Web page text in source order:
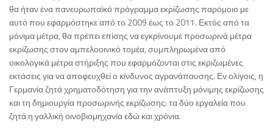
θα ήταν ένα πανευρωπαϊκό πρόγραμμα εκρίζωσης παρόμοιο με
αυτό που εφαρμόστηκε από το 2009 έως το 2011. Εκτός από τα
μόνιμα μέτρα, θα πρέπει επίσης να εγκρίνουμε προσωρινά μέτρα
εκρίζωσης στον αμπελοοινικό τομέα, συμπληρωμένα από
οικολογικά μέτρα στήριξης που εφαρμόζονται στις εκριζωμένες
εκτάσεις για να αποφευχθεί ο κίνδυνος αγρανάπαυσης. Εν ολίγοις, η
Γερμανία ζητά χρηματοδότηση για την ανάπτυξη μόνιμης εκρίζωσης
και τη δημιουργία προσωρινής εκρίζωσης: τα δύο εργαλεία που
ζητά η γαλλική οινοβιομηχανία εδώ και χρόνια.